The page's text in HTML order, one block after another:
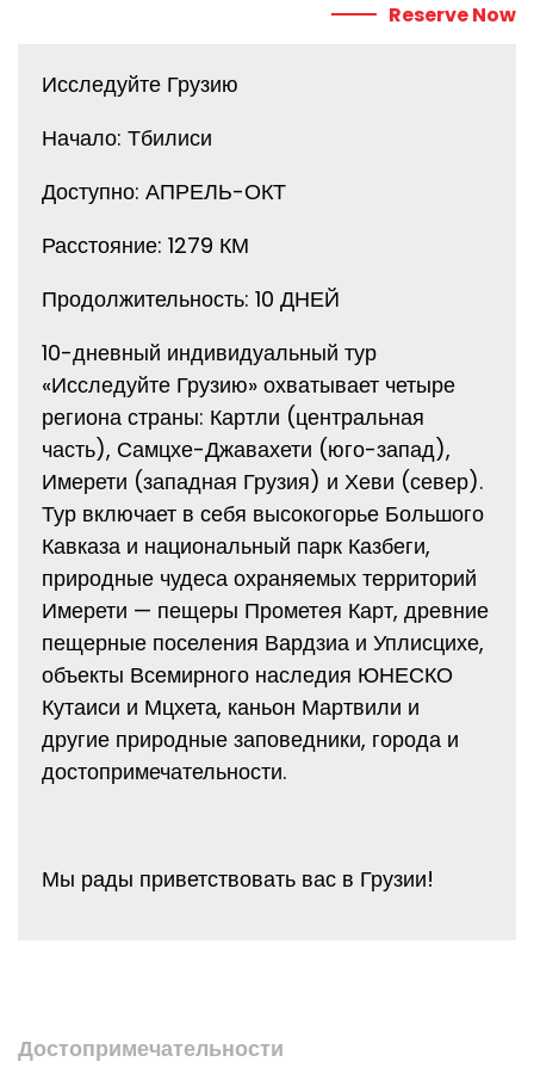
Reserve Now
Исследуйте Грузию
Начало: Тбилиси
Доступно: АПРЕЛЬ-ОКТ
Расстояние: 1279 КМ
Продолжительность: 10 ДНЕЙ
10-дневный индивидуальный тур
«Исследуйте Грузию» охватывает четыре
региона страны: Картли (центральная
часть), Самцхе-Джавахети (юго-запад),
Имерети (западная Грузия) и Хеви (север).
Тур включает в себя высокогорье Большого
Кавказа и национальный парк Казбеги,
природные чудеса охраняемых территорий
Имерети — пещеры Прометея Карт, древние
пещерные поселения Вардзиа и Уплисцихе,
объекты Всемирного наследия ЮНЕСКО
Кутаиси и Мцхета, каньон Мартвили и
другие природные заповедники, города и
достопримечательности.
Мы рады приветствовать вас в Грузии!
Достопримечательности